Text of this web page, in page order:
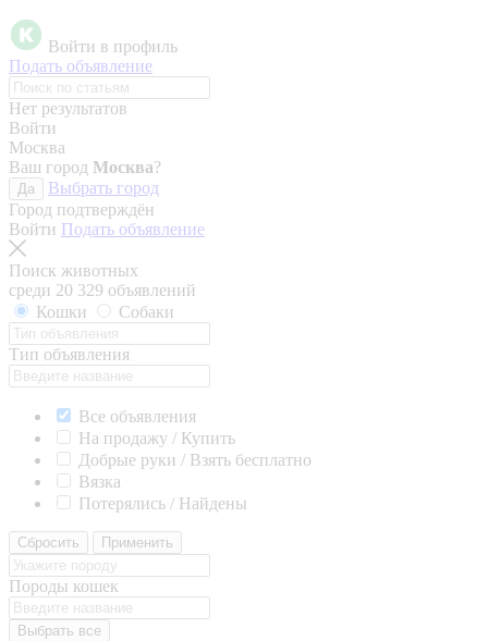
Войти в профиль
Подать объявление
Нет результатов
Войти
Москва
Ваш город Москва?
Да
Выбрать город
Город подтверждён
Войти Подать объявление
Поиск животных
среди 20 329 объявлений
Кошки
Собаки
Тип объявления
Все объявления
На продажу / Купить
Добрые руки / Взять бесплатно
Вязка
Потерялись / Найдены
Сбросить Применить
Породы кошек
Выбрать все